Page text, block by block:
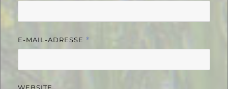
E-MAIL-ADRESSE *